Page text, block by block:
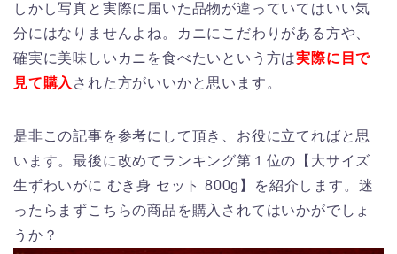
しかし写真と実際に届いた品物が違っていてはいい気
分にはなりませんよね。カニにこだわりがある方や、
確実に美味しいカニを食べたいという方は実際に目で
見て購入 された方がいいかと思います。
是非この記事を参考にして頂き、お役に立てればと思
います。最後に改めてランキング第１位の【大サイズ
生ずわいがに むき身 セット 800g】を紹介します。迷
ったらまずこちらの商品を購入されてはいかがでしょ
うか？